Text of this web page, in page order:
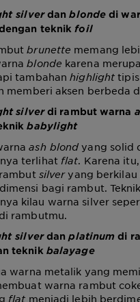
silverdanblonde di
teknik foil
brunette memang
blonde karena
tambahanhighlight
memberi aksen berbeda
silverdi rambut warna
babylight
ash blondyang solid
terlihat flat. Karena
silveryang berkilau
bagi rambut. Teknik
kilau warna silver
rambutmu.
silverdanplatinum di
teknik balayage
warna metalik yang
warna rambut
flat menjadi lebih